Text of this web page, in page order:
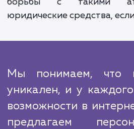
упоминания вашего
используем
интернете и
Конкуренты могут
упоминания или